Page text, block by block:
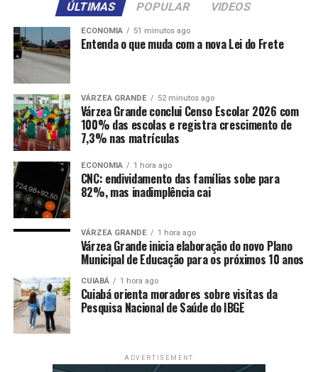
de R$ 7,3 milhões, enquanto outros 476 processos ainda
aguardam pagamento, somando cerca de R$ 43,7
milhões.
A CAEX do TRT informou que os credores serão
intimados e terão a oportunidade de adquirir o imóvel,
por meio da adjudicação. Não havendo interesse, os
credores poderão indicar eventuais grupos hospitalares
que teriam interesse na aquisição a fim de que sejam
intimados da futura venda judicial.
A avaliação servirá como parâmetro para a venda do
imóvel, cujo valor efetivo dependerá das ofertas feitas
pelos interessados, observadas as condições previstas no
edital que ainda será publicado. Por ser um prédio que
possui a fachada principal tombada, a legislação
estabelece a preferência para a União, o Estado e o
Município, os quais também serão cientificados da
alienação.
da Santa Casa, em maio de 2019, por meio de uma
ÚLTIMAS POPULAR VIDEOS
ECONOMIA 51 minutos ago
Entenda o que muda com a nova Lei do Frete
VÁRZEA GRANDE 52 minutos ago
Várzea Grande conclui Censo Escolar 2026 com
100% das escolas e registra crescimento de
7,3% nas matrículas
ECONOMIA 1 hora ago
CNC: endividamento das famílias sobe para
82%, mas inadimplência cai
VÁRZEA GRANDE 1 hora ago
Várzea Grande inicia elaboração do novo Plano
Municipal de Educação para os próximos 10 anos
CUIABÁ 1 hora ago
Cuiabá orienta moradores sobre visitas da
Pesquisa Nacional de Saúde do IBGE
ADVERTISEMENT